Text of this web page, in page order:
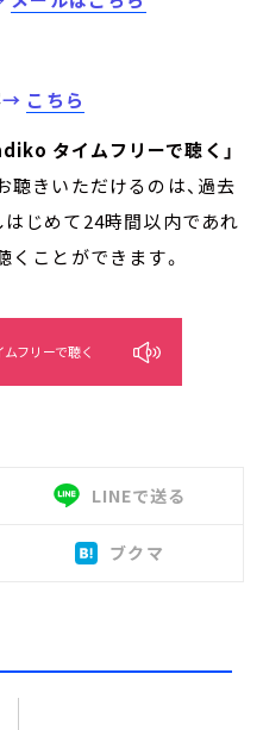
→ こちら
タイムフリーで聴く」
聴きいただけるのは、過去
じめて24時間以内であれ
くことができます。
ムフリーで聴く
LINEで送る
ブクマ